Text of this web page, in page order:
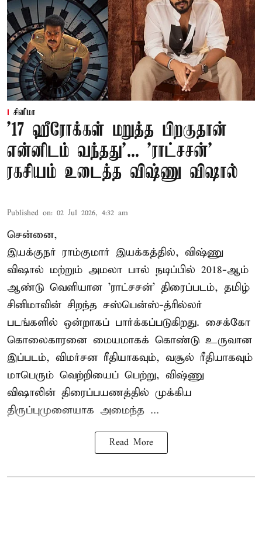
சினிமா
'17 ஹீரோக்கள் மறுத்த பிறகுதான்
என்னிடம் வந்தது'... 'ராட்சசன்'
ரகசியம் உடைத்த விஷ்ணு விஷால்
Published on: 02 Jul 2026, 4:32 am
சென்னை,
இயக்குநர் ராம்குமார் இயக்கத்தில், விஷ்ணு
விஷால் மற்றும் அமலா பால் நடிப்பில் 2018-ஆம்
ஆண்டு வெளியான 'ராட்சசன்' திரைப்படம், தமிழ்
சினிமாவின் சிறந்த சஸ்பென்ஸ்-த்ரில்லர்
படங்களில் ஒன்றாகப் பார்க்கப்படுகிறது. சைக்கோ
கொலைகாரனை மையமாகக் கொண்டு உருவான
இப்படம், விமர்சன ரீதியாகவும், வசூல் ரீதியாகவும்
மாபெரும் வெற்றியைப் பெற்று, விஷ்ணு
விஷாலின் திரைப்பயணத்தில் முக்கிய
திருப்புமுனையாக அமைந்த ...
Read More